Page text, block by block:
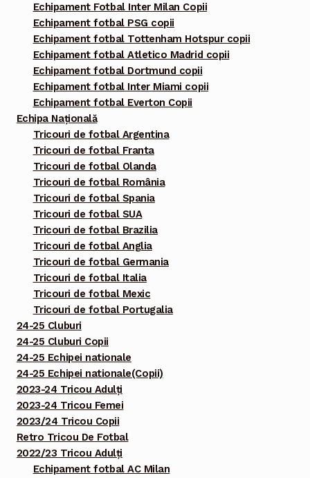
Echipament Fotbal Inter Milan Copii
Echipament fotbal PSG copii
Echipament fotbal Tottenham Hotspur copii
Echipament fotbal Atletico Madrid copii
Echipament fotbal Dortmund copii
Echipament fotbal Inter Miami copii
Echipament fotbal Everton Copii
Echipa Națională
Tricouri de fotbal Argentina
Tricouri de fotbal Franta
Tricouri de fotbal Olanda
Tricouri de fotbal România
Tricouri de fotbal Spania
Tricouri de fotbal SUA
Tricouri de fotbal Brazilia
Tricouri de fotbal Anglia
Tricouri de fotbal Germania
Tricouri de fotbal Italia
Tricouri de fotbal Mexic
Tricouri de fotbal Portugalia
24-25 Cluburi
24-25 Cluburi Copii
24-25 Echipei nationale
24-25 Echipei nationale(Copii)
2023-24 Tricou Adulți
2023-24 Tricou Femei
2023/24 Tricou Copii
Retro Tricou De Fotbal
2022/23 Tricou Adulți
Echipament fotbal AC Milan